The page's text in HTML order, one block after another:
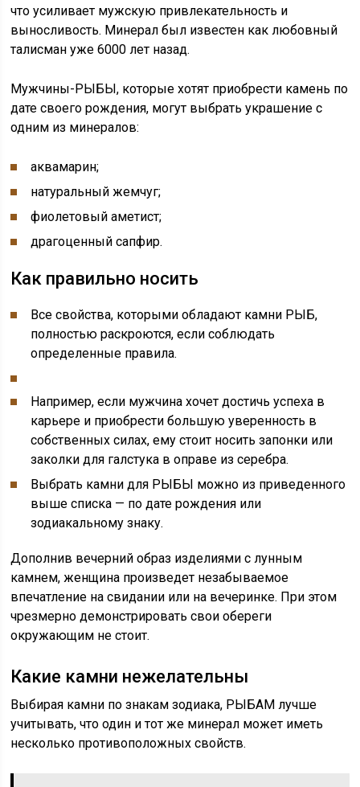
что усиливает мужскую привлекательность и
выносливость. Минерал был известен как любовный
талисман уже 6000 лет назад.
Мужчины-РЫБЫ, которые хотят приобрести камень по
дате своего рождения, могут выбрать украшение с
одним из минералов:
аквамарин;
натуральный жемчуг;
фиолетовый аметист;
драгоценный сапфир.
Как правильно носить
Все свойства, которыми обладают камни РЫБ,
полностью раскроются, если соблюдать
определенные правила.
Например, если мужчина хочет достичь успеха в
карьере и приобрести большую уверенность в
собственных силах, ему стоит носить запонки или
заколки для галстука в оправе из серебра.
Выбрать камни для РЫБЫ можно из приведенного
выше списка — по дате рождения или
зодиакальному знаку.
Дополнив вечерний образ изделиями с лунным
камнем, женщина произведет незабываемое
впечатление на свидании или на вечеринке. При этом
чрезмерно демонстрировать свои обереги
окружающим не стоит.
Какие камни нежелательны
Выбирая камни по знакам зодиака, РЫБАМ лучше
учитывать, что один и тот же минерал может иметь
несколько противоположных свойств.